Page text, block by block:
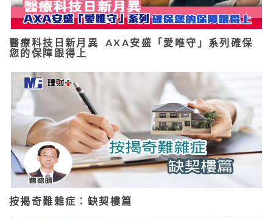
醫療科技日新月異 AXA安盛「愛唯守」系列確保
您的保障跟得上
按揭奇難雜症：缺契樓篇